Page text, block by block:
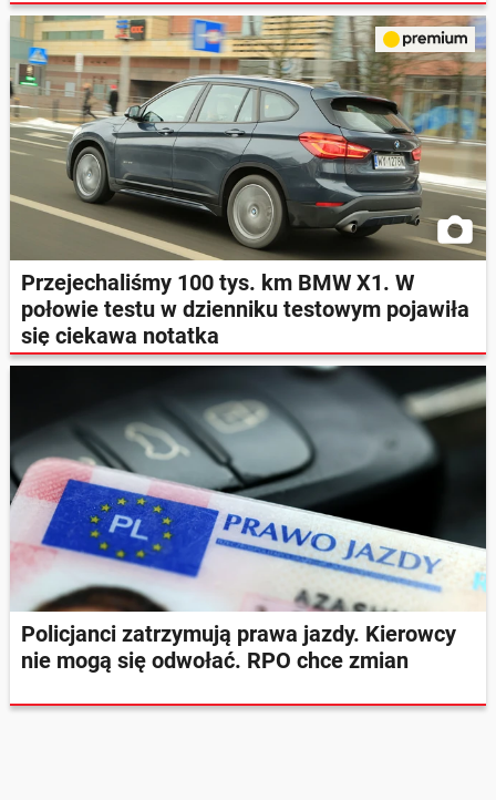
Przejechaliśmy 100 tys. km BMW X1. W
połowie testu w dzienniku testowym pojawiła
się ciekawa notatka
Policjanci zatrzymują prawa jazdy. Kierowcy
nie mogą się odwołać. RPO chce zmian